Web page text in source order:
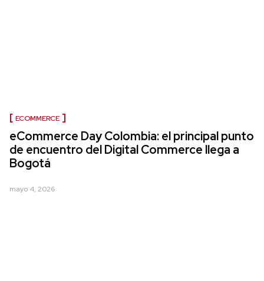
ECOMMERCE
eCommerce Day Colombia: el principal punto
de encuentro del Digital Commerce llega a
Bogotá
mayo 4, 2026